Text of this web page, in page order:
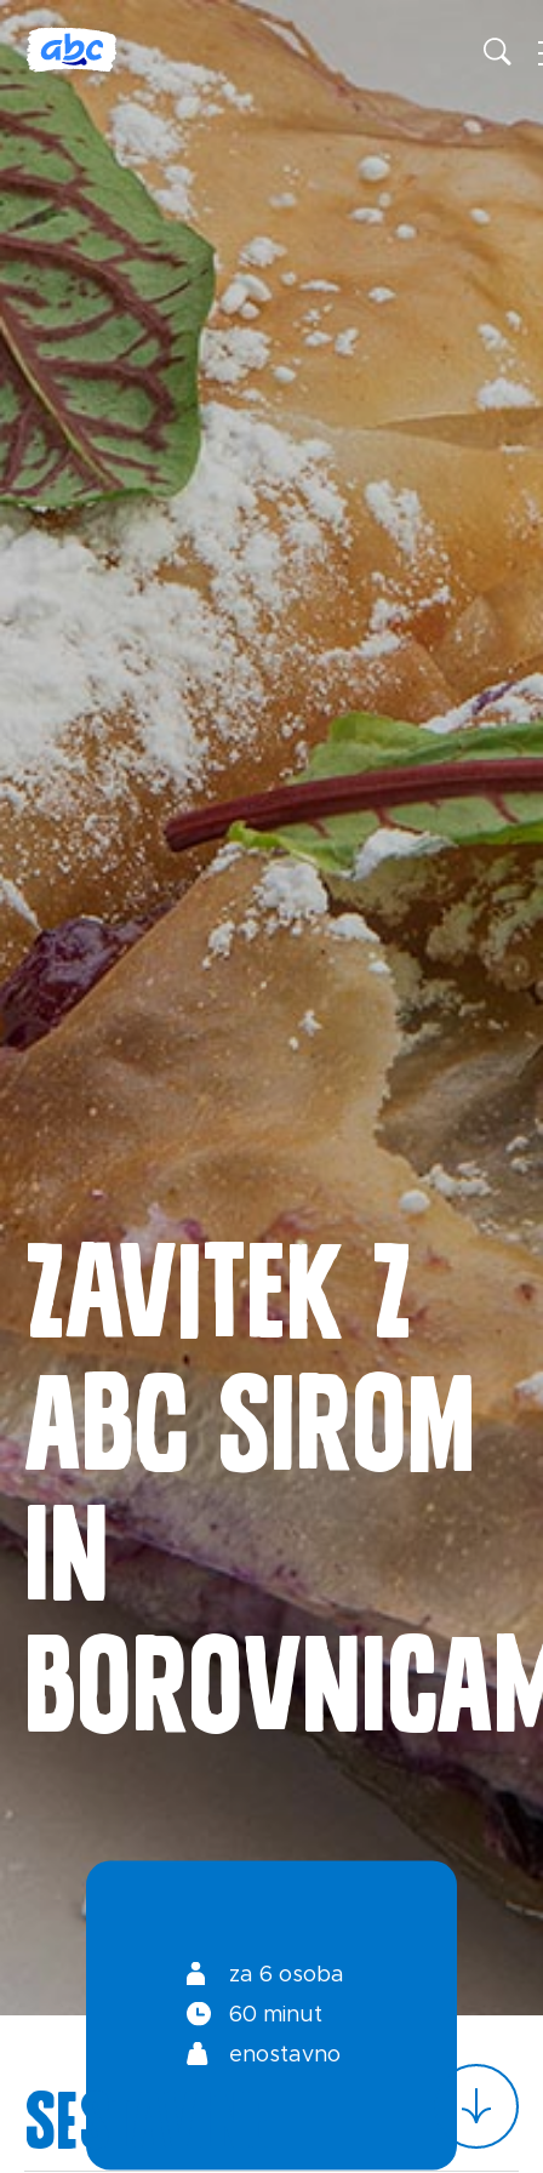
Domača stran
Izdelki
Recepti
Zgodba o ABC siru
ZAVITEK Z
ABC SIROM
IN
za 6 osoba
60 minut
enostavno
Sestavine